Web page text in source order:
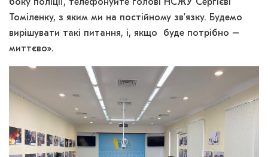
боку поліції, телефонуйте голові НСЖУ Сергієві
Томіленку, з яким ми на постійному зв’язку. Будемо
вирішувати такі питання, і, якщо буде потрібно –
миттєво».